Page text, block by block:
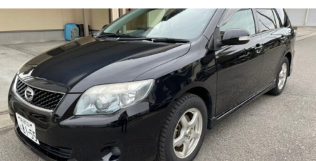
コ
ン
ゴ
民
主
共
和
国
へ